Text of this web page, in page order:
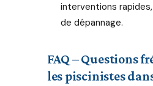
interventions
de dépannage.
FAQ – Questions
les piscinistes